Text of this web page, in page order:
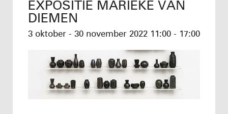
EXPOSITIE MARIEKE VAN
DIEMEN
3 oktober - 30 november 2022 11:00 - 17:00